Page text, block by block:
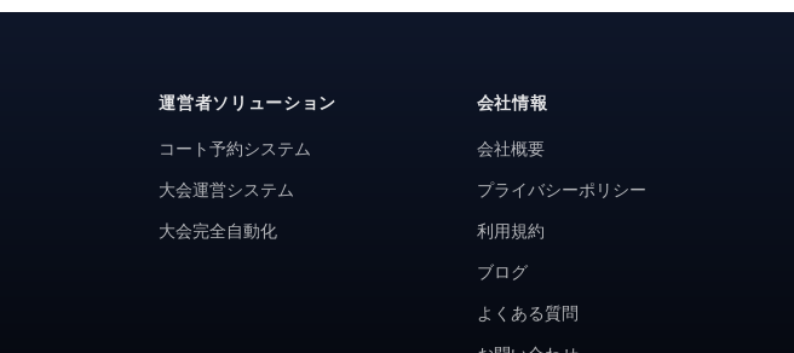
運営者ソリューション
コート予約システム
大会運営システム
大会完全自動化
会社情報
会社概要
プライバシーポリシー
利用規約
ブログ
よくある質問